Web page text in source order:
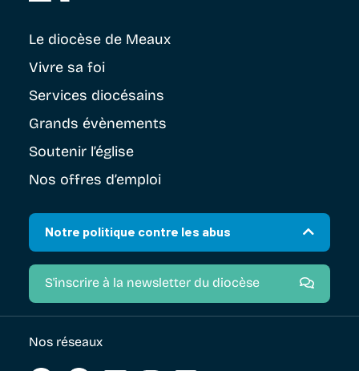
Le diocèse de Meaux
Vivre sa foi
Services diocésains
Grands évènements
Soutenir l’église
Nos offres d’emploi
Notre politique contre les abus
S'inscrire à la newsletter du diocèse
Nos réseaux